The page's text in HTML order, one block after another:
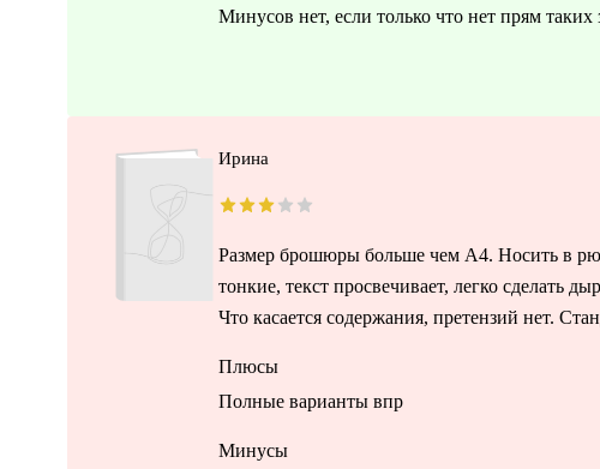
Минусов нет, если только что нет прям
Ирина
Размер брошюры больше чем А4. Носить в
тонкие, текст просвечивает, легко сделать
Что касается содержания, претензий нет.
Плюсы
Полные варианты впр
Минусы